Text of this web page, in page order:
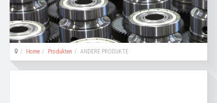
Home Produkten ANDERE PRODUKTE